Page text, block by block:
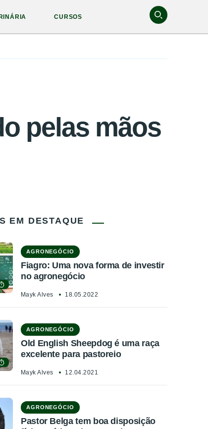
CURSOS
pelas mãos
EM DESTAQUE
AGRONEGÓCIO
Fiagro: Uma nova forma de investir
no agronegócio
Mayk Alves 18.05.2022
AGRONEGÓCIO
Old English Sheepdog é uma raça
excelente para pastoreio
Mayk Alves 12.04.2021
AGRONEGÓCIO
Pastor Belga tem boa disposição